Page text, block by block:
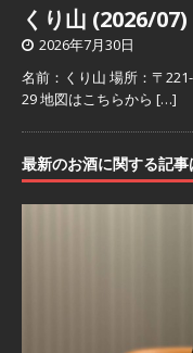
くり山 (2026/07)
2026年7月30日
名前：くり山 場所：〒
29 地図はこちらから […]
最新のお酒に関する記事